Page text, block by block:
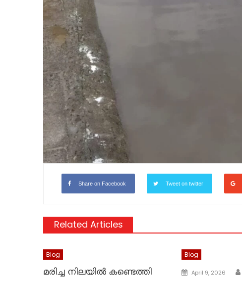
Share on Facebook Tweet on twitter
Related Articles
Blog
മരിച്ച നിലയിൽ കണ്ടെത്തി
Blog
Posted
April 9, 2026